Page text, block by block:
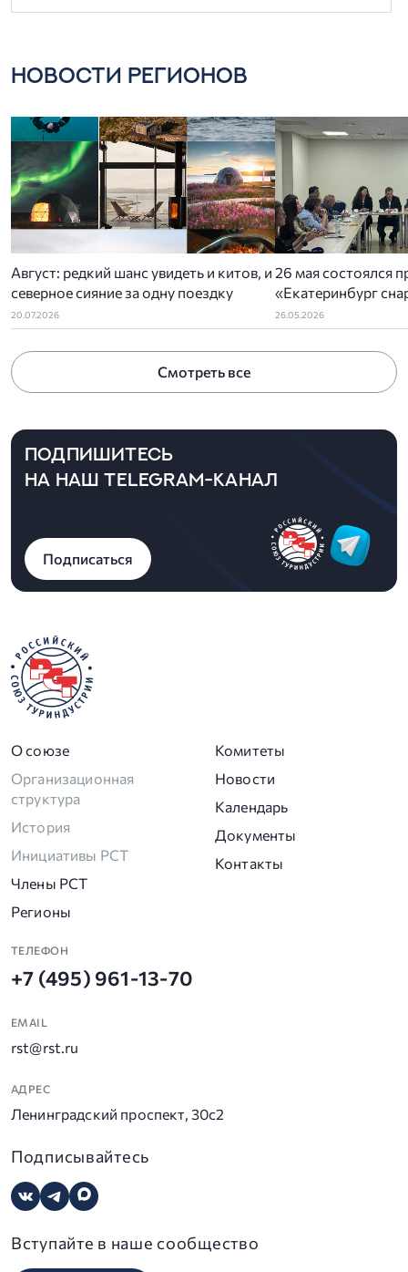
НОВОСТИ РЕГИОНОВ
Август: редкий шанс увидеть и китов, и
северное сияние за одну поездку
20.07.2026
26 мая состоялся
«Екатеринбург
организованный
отделением РСТ-
ассоциацией
администрацией
26.05.2026
Смотреть все
ПОДПИШИТЕСЬ
НА НАШ TELEGRAM-КАНАЛ
Подписаться
О союзе
Организационная
структура
История
Инициативы РСТ
Члены РСТ
Регионы
Комитеты
Новости
Календарь
Документы
Контакты
ТЕЛЕФОН
+7 (495) 961-13-70
EMAIL
rst@rst.ru
АДРЕС
Ленинградский проспект, 30с2
Подписывайтесь
Вступайте в наше сообщество